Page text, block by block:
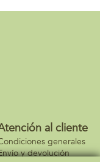
al cliente
generales
y devolución